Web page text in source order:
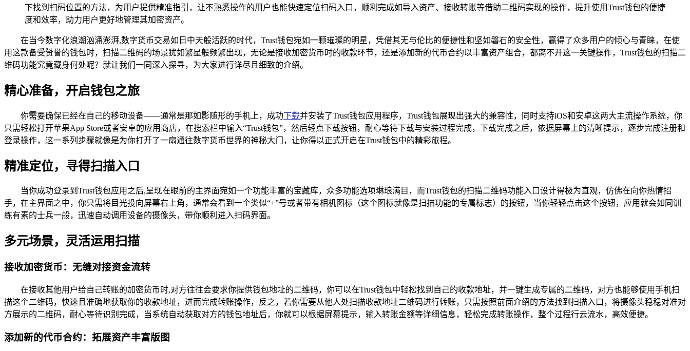
下找到扫码位置的方法，为用户提供精准指引，让不熟悉操作的用户也能快速定位扫码入口，顺利完成如导入资产、接收转账等借助二维码实现的操作，提升使用Trust钱包的便捷
度和效率，助力用户更好地管理其加密资产。
在当今数字化浪潮汹涌澎湃,数字货币交易如日中天般活跃的时代，Trust钱包宛如一颗璀璨的明星，凭借其无与伦比的便捷性和坚如磐石的安全性，赢得了众多用户的倾心与青睐，在使
用这款备受赞誉的钱包时，扫描二维码的场景犹如繁星般频繁出现，无论是接收加密货币时的收款环节，还是添加新的代币合约以丰富资产组合，都离不开这一关键操作，Trust钱包的扫描二
维码功能究竟藏身何处呢？就让我们一同深入探寻，为大家进行详尽且细致的介绍。
精心准备，开启钱包之旅
你需要确保已经在自己的移动设备——通常是那如影随形的手机上，成功下载并安装了Trust钱包应用程序，Trust钱包展现出强大的兼容性，同时支持iOS和安卓这两大主流操作系统，你
只需轻松打开苹果App Store或者安卓的应用商店，在搜索栏中输入“Trust钱包”，然后轻点下载按钮，耐心等待下载与安装过程完成，下载完成之后，依据屏幕上的清晰提示，逐步完成注册和
登录操作，这一系列步骤就像是为你打开了一扇通往数字货币世界的神秘大门，让你得以正式开启在Trust钱包中的精彩旅程。
精准定位，寻得扫描入口
当你成功登录到Trust钱包应用之后,呈现在眼前的主界面宛如一个功能丰富的宝藏库，众多功能选项琳琅满目，而Trust钱包的扫描二维码功能入口设计得极为直观，仿佛在向你热情招
手，在主界面之中，你只需将目光投向屏幕右上角，通常会看到一个类似“+”号或者带有相机图标（这个图标就像是扫描功能的专属标志）的按钮，当你轻轻点击这个按钮，应用就会如同训
练有素的士兵一般，迅速自动调用设备的摄像头，带你顺利进入扫码界面。
多元场景，灵活运用扫描
接收加密货币：无缝对接资金流转
在接收其他用户给自己转账的加密货币时,对方往往会要求你提供钱包地址的二维码，你可以在Trust钱包中轻松找到自己的收款地址，并一键生成专属的二维码，对方也能够使用手机扫
描这个二维码，快速且准确地获取你的收款地址，进而完成转账操作，反之，若你需要从他人处扫描收款地址二维码进行转账，只需按照前面介绍的方法找到扫描入口，将摄像头稳稳对准对
方展示的二维码，耐心等待识别完成，当系统自动获取对方的钱包地址后，你就可以根据屏幕提示，输入转账金额等详细信息，轻松完成转账操作，整个过程行云流水，高效便捷。
添加新的代币合约：拓展资产丰富版图